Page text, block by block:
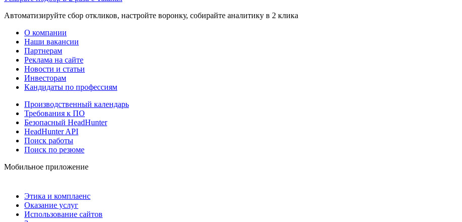
Автоматизируйте сбор откликов, настройте воронку, собирайте аналитику в 2 клика
О компании
Наши вакансии
Партнерам
Реклама на сайте
Новости и статьи
Инвесторам
Кандидаты по профессиям
Производственный календарь
Требования к ПО
Безопасный HeadHunter
HeadHunter API
Поиск работы
Поиск по резюме
Мобильное приложение
Этика и комплаенс
Оказание услуг
Использование сайтов